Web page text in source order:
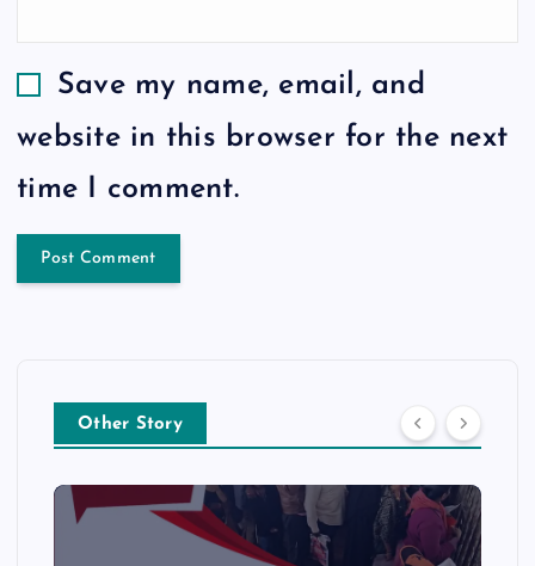
Save my name, email, and
website in this browser for the next
time I comment.
Other Story